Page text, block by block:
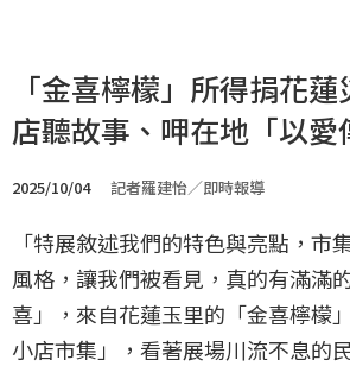
「金喜檸檬」所得捐花
店聽故事、呷在地「以愛
2025/10/04 記者羅建怡／即時報導
「特展敘述我們的特色與亮點，市
風格，讓我們被看見，真的有滿滿
喜」，來自花蓮玉里的「金喜檸檬
小店市集」，看著展場川流不息的